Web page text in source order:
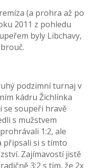
(a prohra až po
2011 z pohledu
byly Libchavy,
podzimní turnaj v
kádru Žichlínka
se soupeři hravě
s mužstvem
1:2, ale
připsali si s tímto
Zajímavostí jistě
3:2 s tím, že 2x